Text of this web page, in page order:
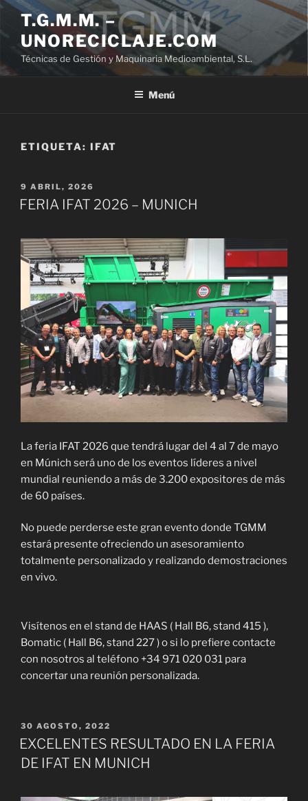
Saltar
contenido
T.G.M.M. –
UNORECICLAJE.COM
Técnicas de Gestión y Maquinaria Medioambiental, S.L.
Menú
ETIQUETA: IFAT
PUBLICADO
EL
9 ABRIL, 2026
FERIA IFAT 2026 – MUNICH
La feria IFAT 2026 que tendrá lugar del 4 al 7 de mayo
en Múnich será uno de los eventos líderes a nivel
mundial reuniendo a más de 3.200 expositores de más
de 60 países.
No puede perderse este gran evento donde TGMM
estará presente ofreciendo un asesoramiento
totalmente personalizado y realizando demostraciones
en vivo.
Visítenos en el stand de HAAS ( Hall B6, stand 415 ),
Bomatic ( Hall B6, stand 227 ) o si lo prefiere contacte
con nosotros al teléfono +34 971 020 031 para
concertar una reunión personalizada.
PUBLICADO
EL
30 AGOSTO, 2022
EXCELENTES RESULTADO EN LA FERIA
DE IFAT EN MUNICH